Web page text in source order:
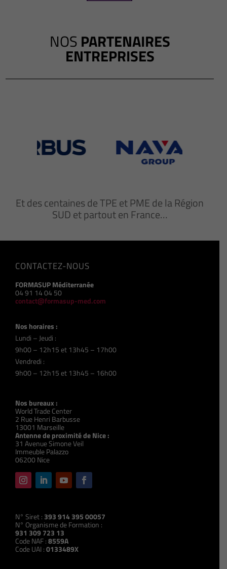
NOS PARTENAIRES
ENTREPRISES
Et des centaines de TPE et PME de la Région
SUD et partout en France…
CONTACTEZ-NOUS
FORMASUP Méditerranée
04 91 14 04 50
contact@formasup-med.com
Nos horaires :
Lundi – Jeudi :
9h00 – 12h15 et 13h45 – 17h00
Vendredi :
9h00 – 12h15 et 13h45 – 16h00
Nos bureaux :
World Trade Center
2 Rue Henri Barbusse
13001 Marseille
Antenne de proximité de Nice :
31 Avenue Simone Veil
Immeuble Palazzo
06200 Nice
N° Siret : 393 914 395 00057
N° Organisme de Formation :
931 309 723 13
Code NAF :8559A
Code UAI :0133489X